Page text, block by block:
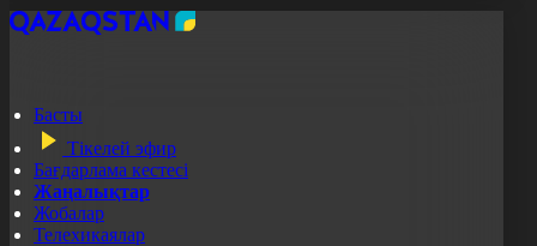
Басты
Тікелей эфир
Бағдарлама кестесі
Жаңалықтар
Жобалар
Телехикаялар